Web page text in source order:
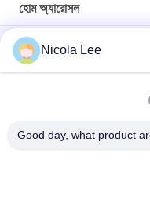
হোম অ্যারোসল
হোম / অফিস / গাড়ী বিভিন্ন সুবাস
জলরোধী স্প্রে / হোম এ অ্যারোসল
কঠিন ময়লা / ধুলো / ফিঙ্গারপ্রিন্ট /
Nicola Lee
Good day, what product